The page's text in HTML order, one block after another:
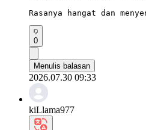
Rasanya hangat dan
0
Menulis balasan
2026.07.30 09:33
kiLlama977